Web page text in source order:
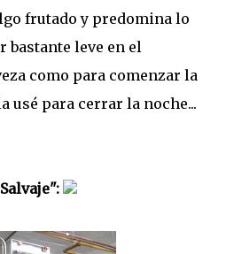
frutado y predomina lo
bastante leve en el
como para comenzar la
usé para cerrar la noche...